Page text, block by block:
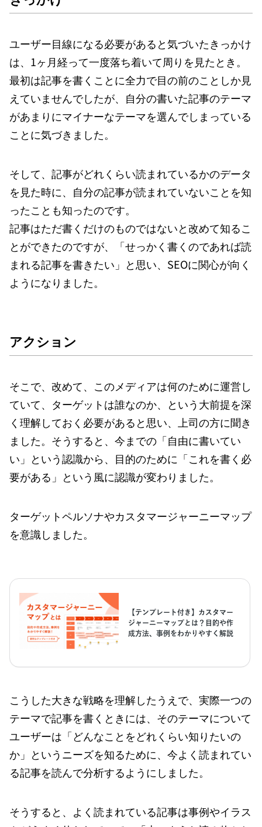
ユーザー目線になる必要があると気づいたきっかけ
は、1ヶ月経って一度落ち着いて周りを見たとき。
最初は記事を書くことに全力で目の前のことしか見
えていませんでしたが、自分の書いた記事のテーマ
があまりにマイナーなテーマを選んでしまっている
ことに気づきました。
そして、記事がどれくらい読まれているかのデータ
を見た時に、自分の記事が読まれていないことを知
ったことも知ったのです。
記事はただ書くだけのものではないと改めて知るこ
とができたのですが、「せっかく書くのであれば読
まれる記事を書きたい」と思い、SEOに関心が向く
ようになりました。
アクション
そこで、改めて、このメディアは何のために運営し
ていて、ターゲットは誰なのか、という大前提を深
く理解しておく必要があると思い、上司の方に聞き
ました。そうすると、今までの「自由に書いてい
い」という認識から、目的のために「これを書く必
要がある」という風に認識が変わりました。
ターゲットペルソナやカスタマージャーニーマップ
を意識しました。
こうした大きな戦略を理解したうえで、実際一つの
テーマで記事を書くときには、そのテーマについて
ユーザーは「どんなことをどれくらい知りたいの
か」というニーズを知るために、今よく読まれてい
る記事を読んで分析するようにしました。
そうすると、よく読まれている記事は事例やイラス